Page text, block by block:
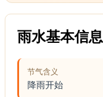
雨水基本信息
节气含义
降雨开始